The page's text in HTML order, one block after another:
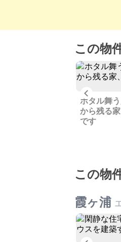
この物
ホタル舞
から残る
です
この物
霞ヶ浦